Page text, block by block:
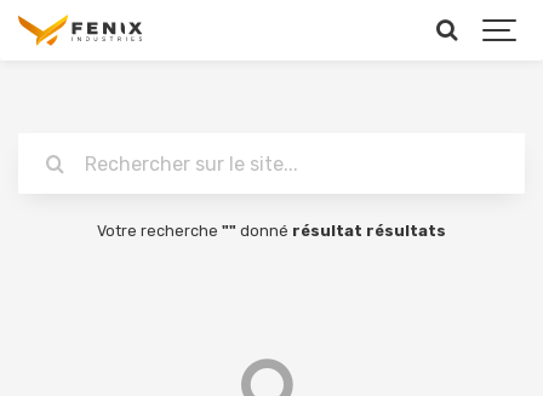
Votre recherche "" donné résultat résultats